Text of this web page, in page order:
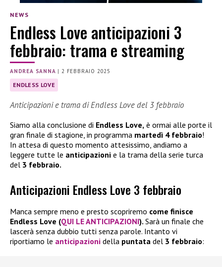
NEWS
Endless Love anticipazioni 3
febbraio: trama e streaming
ANDREA SANNA | 2 FEBBRAIO 2025
ENDLESS LOVE
Anticipazioni e trama di Endless Love del 3 febbraio
Siamo alla conclusione di Endless Love, è ormai alle porte il
gran finale di stagione, in programma martedì 4 febbraio!
In attesa di questo momento attesissimo, andiamo a
leggere tutte le anticipazioni e la trama della serie turca
del 3 febbraio.
Anticipazioni Endless Love 3 febbraio
Manca sempre meno e presto scopriremo come finisce
Endless Love (QUI LE ANTICIPAZIONI). Sarà un finale che
lascerà senza dubbio tutti senza parole. Intanto vi
riportiamo le anticipazioni della puntata del 3 febbraio: